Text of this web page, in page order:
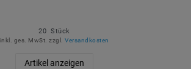
20 Stück
inkl. ges. MwSt. zzgl. Versandkosten
Artikel anzeigen